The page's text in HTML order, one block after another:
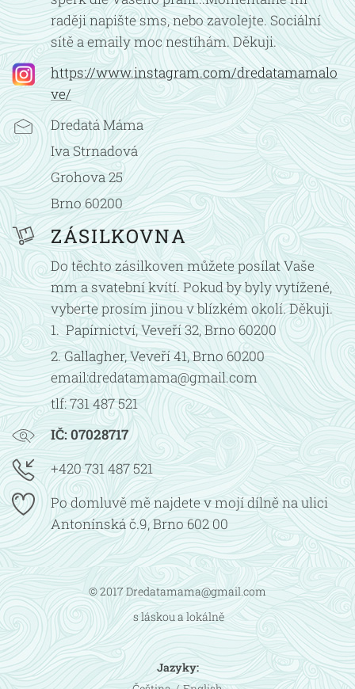
raději napište sms, nebo zavolejte. Sociální
sítě a emaily moc nestíhám. Děkuji.
https://www.instagram.com/dredatamamalo
ve/
Dredatá Máma
Iva Strnadová
Grohova 25
Brno 60200
ZÁSILKOVNA
Do těchto zásilkoven můžete posílat Vaše
mm a svatební kvítí. Pokud by byly vytížené,
vyberte prosím jinou v blízkém okolí. Děkuji.
1. Papírnictví, Veveří 32, Brno 60200
2. Gallagher, Veveří 41, Brno 60200
email:dredatamama@gmail.com
tlf: 731 487 521
IČ: 07028717
+420 731 487 521
Po domluvě mě najdete v mojí dílně na ulici
Antonínská č.9, Brno 602 00
© 2017 Dredatamama@gmail.com
s láskou a lokálně
Jazyky